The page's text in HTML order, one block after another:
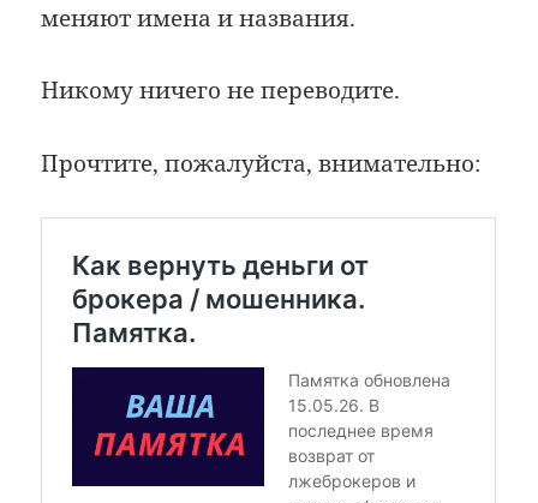
меняют имена и названия.
Никому ничего не переводите.
Прочтите, пожалуйста, внимательно: